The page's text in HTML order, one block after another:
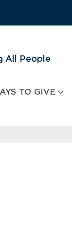
All People
TO GIVE